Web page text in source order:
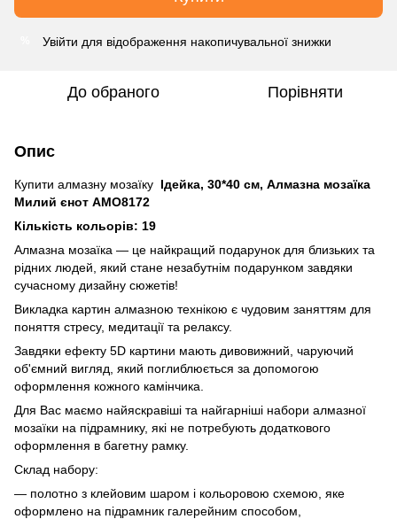
Увійти для відображення накопичувальної знижки
До обраного Порівняти
Опис
Купити алмазну мозаїку Ідейка, 30*40 см, Алмазна мозаїка
Милий єнот AMO8172
Кількість кольорів: 19
Алмазна мозаїка — це найкращий подарунок для близьких та
рідних людей, який стане незабутнім подарунком завдяки
сучасному дизайну сюжетів!
Викладка картин алмазною технікою є чудовим заняттям для
поняття стресу, медитації та релаксу.
Завдяки ефекту 5D картини мають дивовижний, чаруючий
об'ємний вигляд, який поглиблюється за допомогою
оформлення кожного камінчика.
Для Вас маємо найяскравіші та найгарніші набори алмазної
мозаїки на підрамнику, які не потребують додаткового
оформлення в багетну рамку.
Склад набору:
— полотно з клейовим шаром і кольоровою схемою, яке
оформлено на підрамник галерейним способом,